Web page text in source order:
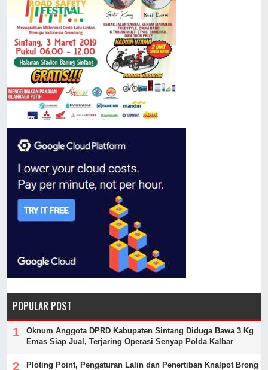
POPULAR POST
Oknum Anggota DPRD Kabupaten Sintang Diduga Bawa 3 Kg
Emas Siap Jual, Terjaring Operasi Senyap Polda Kalbar
Ploting Point, Pengaturan Lalin dan Penertiban Knalpot Brong